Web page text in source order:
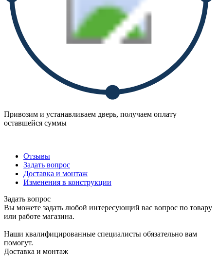
Привозим и устанавливаем дверь, получаем оплату
оставшейся суммы
Отзывы
Задать вопрос
Доставка и монтаж
Изменения в конструкции
Задать вопрос
Вы можете задать любой интересующий вас вопрос по товару
или работе магазина.
Наши квалифицированные специалисты обязательно вам
помогут.
Доставка и монтаж